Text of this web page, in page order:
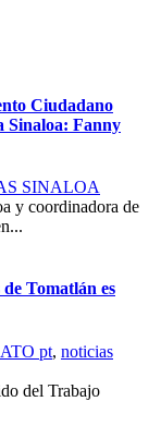
Ciudadano
Sinaloa: Fanny
SINALOA
y coordinadora de
Tomatlán es
pt, noticias
del Trabajo